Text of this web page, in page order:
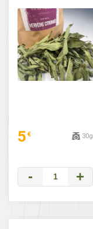
5 € 30g
- +